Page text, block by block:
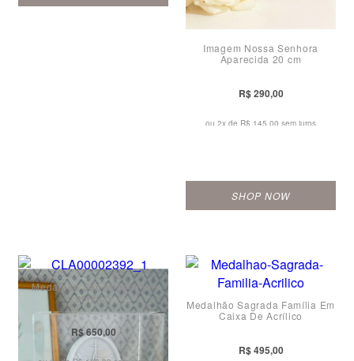
Imagem Nossa Senhora
Aparecida 20 cm
R$ 290,00
ou 2x de R$ 145,00 sem juros
SHOP NOW
Medalhão São Miguel em
acrílico
R$ 650,00
Medalhão Sagrada Família Em
Caixa De Acrílico
R$ 495,00